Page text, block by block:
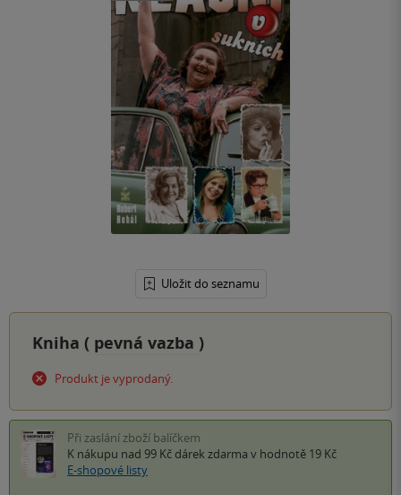
Uložit do seznamu
Kniha ( pevná vazba )
Produkt je vyprodaný.
Při zaslání zboží balíčkem
K nákupu nad 99 Kč dárek zdarma v hodnotě 19 Kč
E-shopové listy